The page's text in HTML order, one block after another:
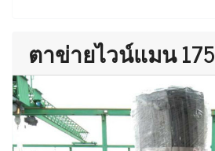
ตาข่ายไวน์แมน 175